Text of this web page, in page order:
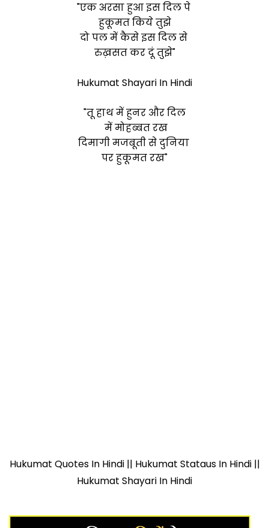
"एक अरसा हुआ इस दिल पे
हुकूमत किये तुझे
दो पल में कैसे इस दिल से
रुख़सत कर दूं तुझे"
Hukumat Shayari In Hindi
"तू हाथ में हुनर और दिल
में मोहब्बत रख
दिमागी मजबूती से दुनिया
पर हुकूमत रख"
Hukumat Quotes In Hindi || Hukumat Stataus In Hindi ||
Hukumat Shayari In Hindi